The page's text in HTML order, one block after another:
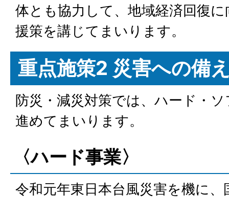
体とも協力して、地域経済回復
援策を講じてまいります。
重点施策2 災害への備
防災・減災対策では、ハード・
進めてまいります。
〈ハード事業〉
令和元年東日本台風災害を機に